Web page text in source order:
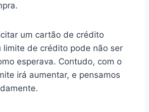
um cartão de crédito
limite de crédito pode não ser
esperava. Contudo, com o
irá aumentar, e pensamos